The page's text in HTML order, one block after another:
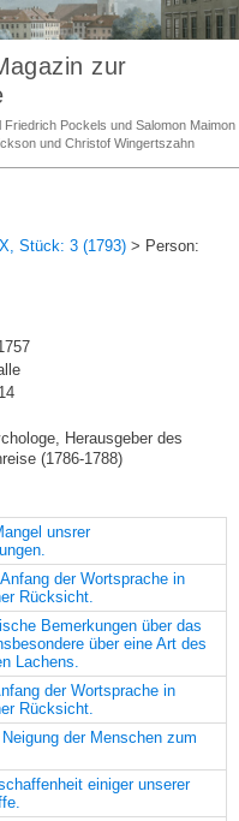
zur
Pockels und Salomon Maimon
und Christof Wingertszahn
Stück: 3 (1793) > Person:
Herausgeber des
(1786-1788)
unsrer
Anfang der Wortsprache in
Rücksicht.
Bemerkungen über das
über eine Art des
Lachens.
der Wortsprache in
Rücksicht.
der Menschen zum
einiger unserer